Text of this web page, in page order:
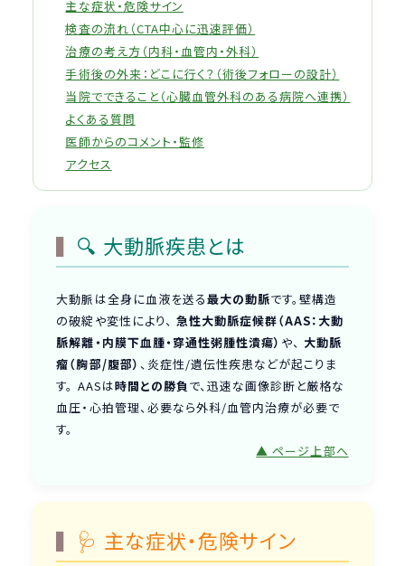
主な症状・危険サイン
検査の流れ（CTA中心に迅速評価）
治療の考え方（内科・血管内・外科）
手術後の外来：どこに行く？（術後フォローの設計）
当院でできること（心臓血管外科のある病院へ連携）
よくある質問
医師からのコメント・監修
アクセス
🔍 大動脈疾患とは
大動脈は全身に血液を送る最大の動脈です。壁構造
の破綻や変性により、 急性大動脈症候群（AAS：大動
脈解離・内膜下血腫・穿通性粥腫性潰瘍） や、 大動脈
瘤（胸部/腹部） 、炎症性/遺伝性疾患などが起こりま
す。 AASは時間との勝負 で、迅速な画像診断と厳格な
血圧・心拍管理、必要なら外科/血管内治療が必要で
す。
▲ ページ上部へ
🩺 主な症状・危険サイン